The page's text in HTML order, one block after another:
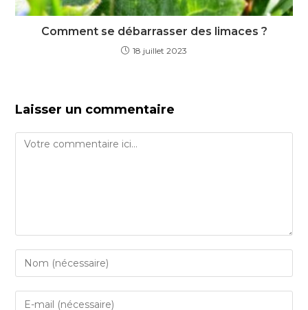
Comment se débarrasser des limaces ?
18 juillet 2023
Laisser un commentaire
Comment
Enter
your
name
Enter